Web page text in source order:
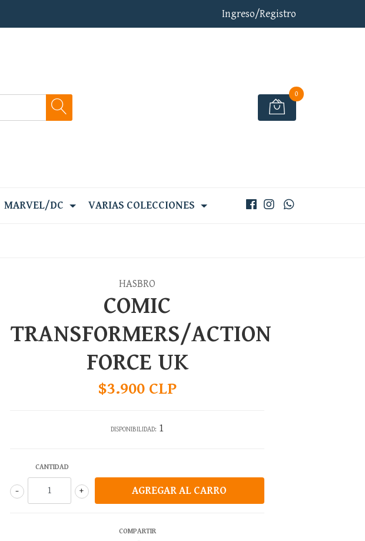
Ingreso/Registro
0
MARVEL/DC VARIAS COLECCIONES
HASBRO
COMIC
TRANSFORMERS/ACTION
FORCE UK
$3.900 CLP
DISPONIBILIDAD: 1
CANTIDAD
+
-
COMPARTIR